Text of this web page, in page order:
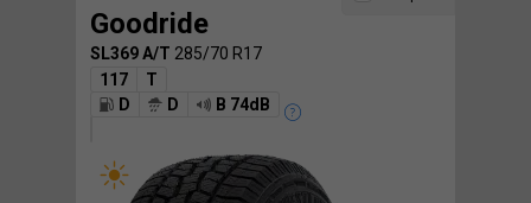
Goodride
SL369 A/T 285/70 R17
117
T
D
D B 74dB